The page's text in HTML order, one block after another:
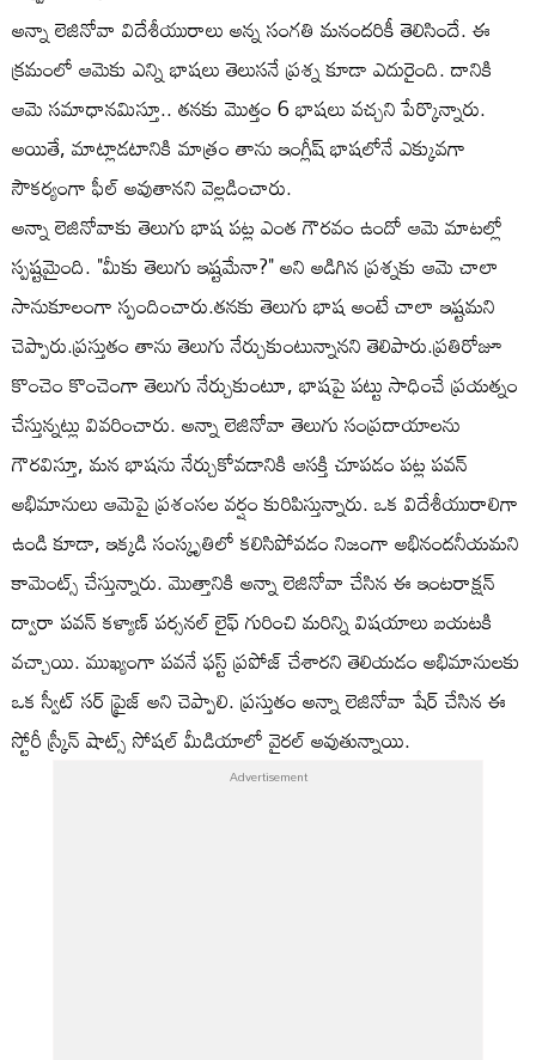
అన్నా లెజినోవా విదేశీయురాలు అన్న సంగతి మనందరికీ తెలిసిందే. ఈ
క్రమంలో ఆమెకు ఎన్ని భాషలు తెలుసనే ప్రశ్న కూడా ఎదురైంది. దానికి
ఆమె సమాధానమిస్తూ.. తనకు మొత్తం 6 భాషలు వచ్చని పేర్కొన్నారు.
అయితే, మాట్లాడటానికి మాత్రం తాను ఇంగ్లీష్ భాషలోనే ఎక్కువగా
సౌకర్యంగా ఫీల్ అవుతానని వెల్లడించారు.
అన్నా లెజినోవాకు తెలుగు భాష పట్ల ఎంత గౌరవం ఉందో ఆమె మాటల్లో
స్పష్టమైంది. "మీకు తెలుగు ఇష్టమేనా?" అని అడిగిన ప్రశ్నకు ఆమె చాలా
సానుకూలంగా స్పందించారు.తనకు తెలుగు భాష అంటే చాలా ఇష్టమని
చెప్పారు.ప్రస్తుతం తాను తెలుగు నేర్చుకుంటున్నానని తెలిపారు.ప్రతిరోజూ
కొంచెం కొంచెంగా తెలుగు నేర్చుకుంటూ, భాషపై పట్టు సాధించే ప్రయత్నం
చేస్తున్నట్లు వివరించారు. అన్నా లెజినోవా తెలుగు సంప్రదాయాలను
గౌరవిస్తూ, మన భాషను నేర్చుకోవడానికి ఆసక్తి చూపడం పట్ల పవన్
అభిమానులు ఆమెపై ప్రశంసల వర్షం కురిపిస్తున్నారు. ఒక విదేశీయురాలిగా
ఉండి కూడా, ఇక్కడి సంస్కృతిలో కలిసిపోవడం నిజంగా అభినందనీయమని
కామెంట్స్ చేస్తున్నారు. మొత్తానికి అన్నా లెజినోవా చేసిన ఈ ఇంటరాక్షన్
ద్వారా పవన్ కళ్యాణ్ పర్సనల్ లైఫ్ గురించి మరిన్ని విషయాలు బయటకి
వచ్చాయి. ముఖ్యంగా పవనే ఫస్ట్ ప్రపోజ్ చేశారని తెలియడం అభిమానులకు
ఒక స్వీట్ సర్ ప్రైజ్ అని చెప్పాలి. ప్రస్తుతం అన్నా లెజినోవా షేర్ చేసిన ఈ
స్టోరీ స్క్రీన్ షాట్స్ సోషల్ మీడియాలో వైరల్ అవుతున్నాయి.